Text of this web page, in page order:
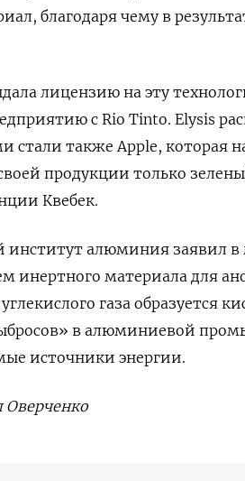
благодаря чему в
лицензию на эту
с Rio Tinto. Elysis
стали также Apple, которая
продукции только
Квебек.
алюминия заявил в
инертного материала для
газа образуется
в алюминиевой
источники энергии.
Оверченко